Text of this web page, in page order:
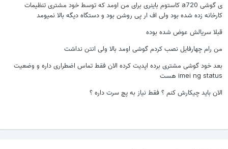
ی گوشی a720 کاستوم باینری برای من اومد که توسط خود مشتری تنظیمات
کارخانه زده شده بود ولی اف ار پی روشن بود و دستگاه دیگه بالا نمیومد
قبلا سریالش عوض شده بوده
من رام چهارفایل نصب کردم گوشی اومد بالا ولی انتن نداشت
بعد خود گوشی مشتری برده اپدیت کرده الان فقط تماس اضطراری داره و وضعیت
imei ng status هست
الان باید چیکارش کنم ؟ فقط نیاز به پچ سرت داره ؟